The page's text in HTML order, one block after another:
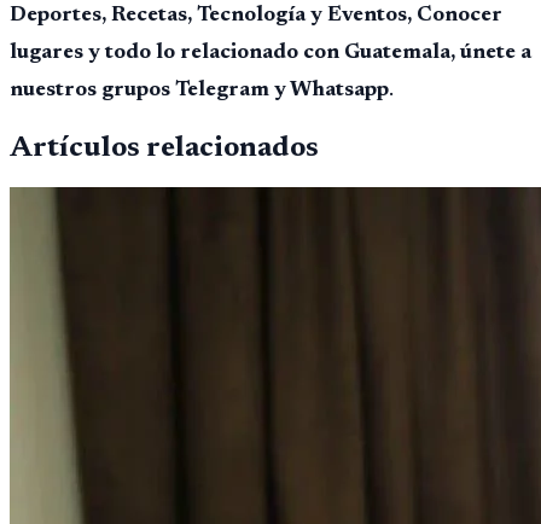
Deportes, Recetas, Tecnología y Eventos, Conocer
lugares y todo lo relacionado con Guatemala, únete a
nuestros grupos Telegram y Whatsapp.
Artículos relacionados